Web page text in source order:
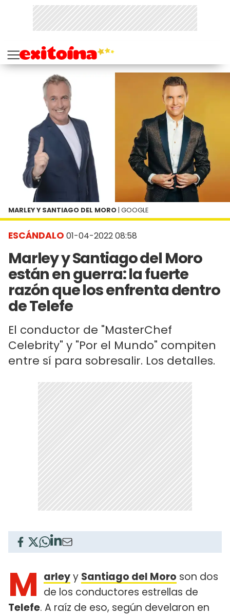
ESCÁNDALO 01-04-2022 08:58
Marley y Santiago del Moro
están en guerra: la fuerte
razón que los enfrenta dentro
de Telefe
El conductor de "MasterChef
Celebrity" y "Por el Mundo" compiten
entre sí para sobresalir. Los detalles.
MARLEY Y SANTIAGO DEL MORO | GOOGLE
M arleyy Santiago del Moro son dos
de los conductores estrellas de
Telefe. A raíz de eso, según develaron en